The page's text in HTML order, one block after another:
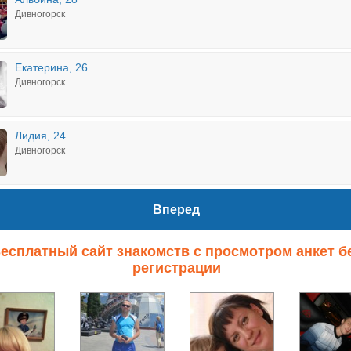
Дивногорск
Екатерина, 26
Дивногорск
Лидия, 24
Дивногорск
Вперед
сайт знакомств с просмотром анкет
регистрации